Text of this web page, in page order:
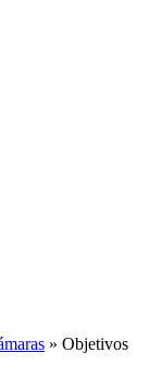
» Objetivos